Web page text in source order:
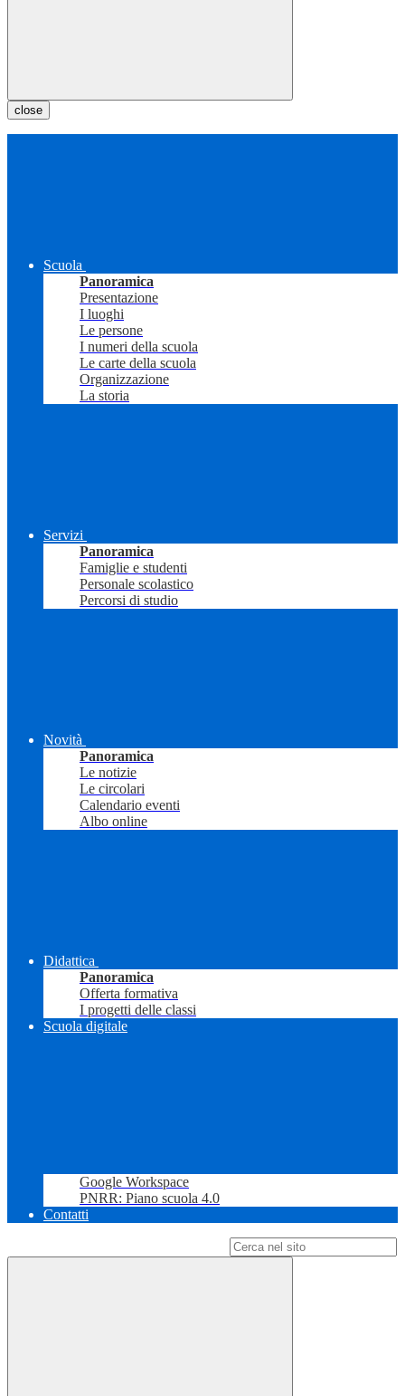
close
Scuola
Panoramica
Presentazione
I luoghi
Le persone
I numeri della scuola
Le carte della scuola
Organizzazione
La storia
Servizi
Panoramica
Famiglie e studenti
Personale scolastico
Percorsi di studio
Novità
Panoramica
Le notizie
Le circolari
Calendario eventi
Albo online
Didattica
Panoramica
Offerta formativa
I progetti delle classi
Scuola digitale
Google Workspace
PNRR: Piano scuola 4.0
Contatti